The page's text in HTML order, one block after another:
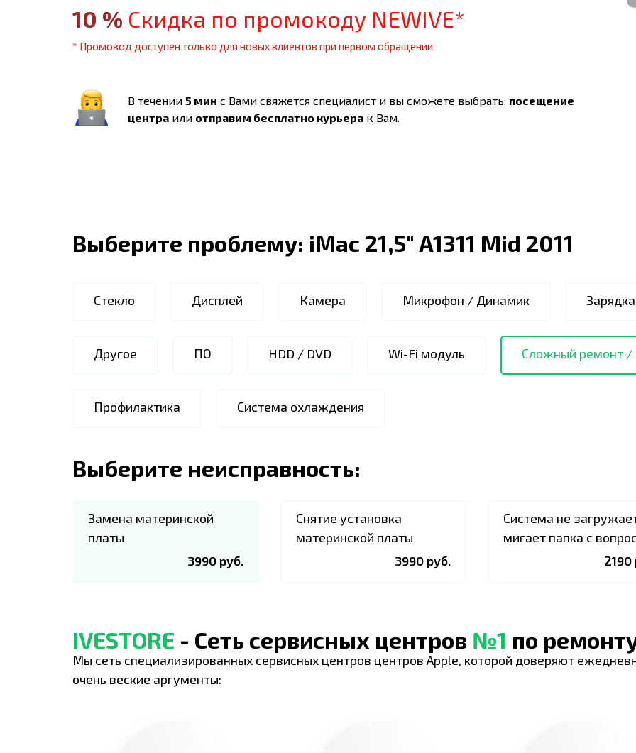
10 % Скидка по промокоду NEWIVE*
* Промокод доступен только для новых клиентов при первом обращении.
В течении 5 мин с Вами свяжется специалист и вы сможете выбрать: посещение
центра или отправим бесплатно курьера к Вам.
Выберите проблему: iMac 21,5" A1311 Mid 2011
Стекло Дисплей Камера Микрофон / Динамик
Другое ПО HDD / DVD Wi-Fi модуль Сложный ремонт /
Профилактика Система охлаждения
Выберите неисправность:
Замена материнской
платы
3990 руб.
Снятие установка
материнской платы
3990 руб.
Система не
мигает папка с
2190
IVESTORE - Сеть сервисных центров №1 по
Мы сеть специализированных сервисных центров центров Apple, которой доверяют
очень веские аргументы: